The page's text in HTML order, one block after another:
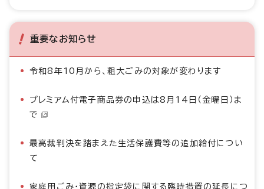
重要なお知らせ
令和8年10月から、粗大ごみの対象が変わります
プレミアム付電子商品券の申込は8月14日（金曜日）ま
で
最高裁判決を踏まえた生活保護費等の追加給付につい
て
家庭用ごみ・資源の指定袋に関する臨時措置の延長につ